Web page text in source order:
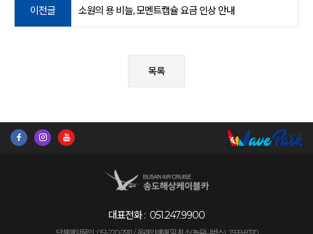
이전글 소원의 용 비늘, 모멘트캡슐 요금 인상 안내
목록
대표전화 : 051.247.9900